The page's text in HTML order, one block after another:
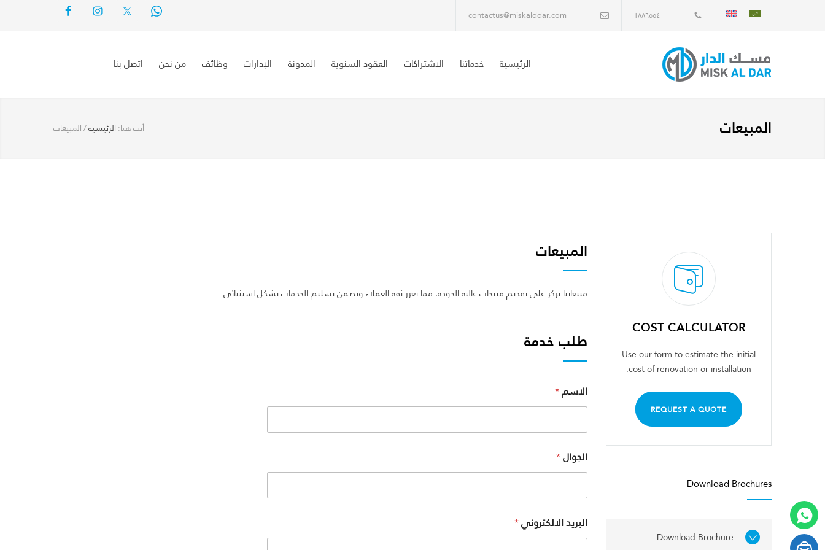
١٨٨٦٥٥٤ contactus@miskalddar.com
الرئيسية خدماتنا الاشتراكات العقود السنوية المدونة الإدارات وظائف من نحن اتصل بنا
المبيعات أنت هنا: الرئيسية/المبيعات
COST CALCULATOR
Use our form to estimate the initial
cost of renovation or installation.
REQUEST A QUOTE
Download Brochures
Download Brochure
المبيعات
مبيعاتنا تركز على تقديم منتجات عالية الجودة، مما يعزز ثقة العملاء ويضمن تسليم الخدمات بشكل استثنائي
طلب خدمة
الاسم*
الجوال*
البريد الالكتروني*